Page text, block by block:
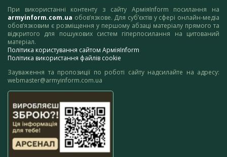
При використанні контенту з сайту АрміяInform посилання на
armyinform.com.ua обов’язкове. Для суб’єктів у сфері онлайн-медіа
обов’язковим є розміщення у першому абзаці матеріалу прямого та
відкритого для пошукових систем гіперпосилання на цитований
матеріал.
Політика користування сайтом АрміяInform
Політика використання файлів cookie
Зауваження та пропозиції по роботі сайту надсилайте на адресу:
webmaster@armyinform.com.ua